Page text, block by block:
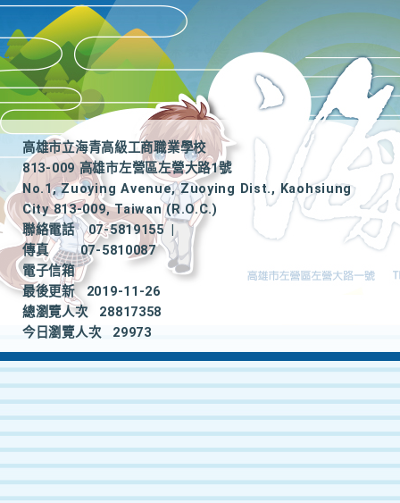
高雄市立海青高級工商職業學校
813-009 高雄市左營區左營大路1號
No.1, Zuoying Avenue, Zuoying Dist., Kaohsiung
City 813-009, Taiwan (R.O.C.)
聯絡電話
07-5819155
|
傳真
07-5810087
電子信箱
最後更新
2019-11-26
總瀏覽人次
28817358
今日瀏覽人次
29973